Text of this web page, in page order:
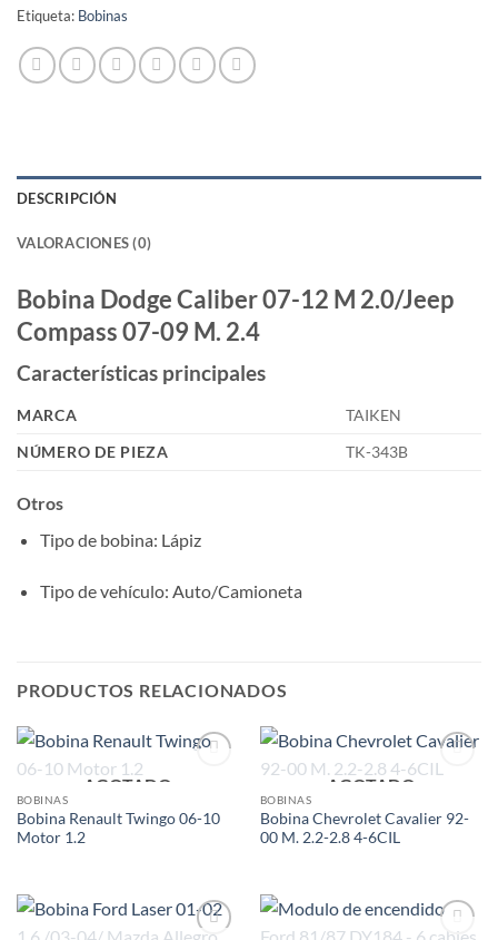
Etiqueta: Bobinas
DESCRIPCIÓN
VALORACIONES (0)
Bobina Dodge Caliber 07-12 M 2.0/Jeep
Compass 07-09 M. 2.4
Características principales
MARCA
TAIKEN
NÚMERO DE PIEZA
TK-343B
Otros
Tipo de bobina: Lápiz
Tipo de vehículo: Auto/Camioneta
PRODUCTOS RELACIONADOS
AGOTADO
BOBINAS
Bobina Renault Twingo 06-10
Motor 1.2
AGOTADO
BOBINAS
Bobina Chevrolet Cavalier 92-
00 M. 2.2-2.8 4-6CIL